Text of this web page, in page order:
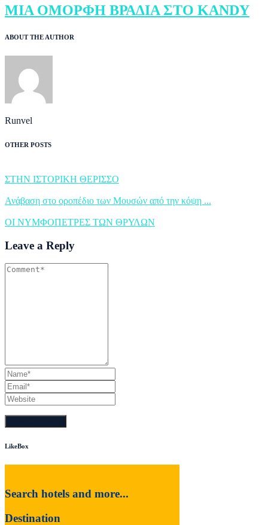
ΜΙΑ ΟΜΟΡΦΗ ΒΡΑΔΙΑ ΣΤΟ KANDY
ABOUT THE AUTHOR
Runvel
OTHER POSTS
ΣΤΗΝ ΙΣΤΟΡΙΚΗ ΘΕΡΙΣΣΟ
Ανάβαση στο οροπέδιο των Μουσών από την κόψη ...
ΟΙ ΝΥΜΦΟΠΕΤΡΕΣ ΤΩΝ ΘΡΥΛΩΝ
Leave a Reply
LikeBox
Search hotels and more...
Destination